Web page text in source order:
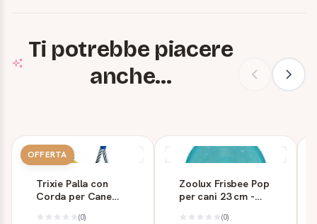
Ti potrebbe piacere
anche...
OFFERTA
Trixie Palla con
Corda per Cane
(0)
Zoolux Frisbee Pop
per cani 23 cm -
(0)